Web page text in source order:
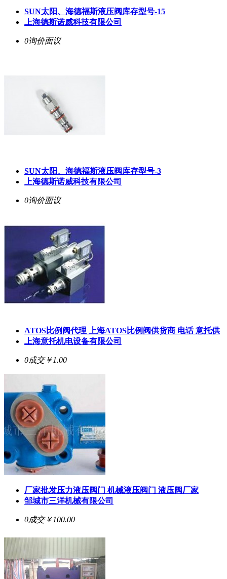
SUN太阳、海德福斯液压阀库存型号-15
上海德斯诺威科技有限公司
0询价面议
SUN太阳、海德福斯液压阀库存型号-3
上海德斯诺威科技有限公司
0询价面议
ATOS比例阀代理 上海ATOS比例阀供货商 电话 意托供
上海意托机电设备有限公司
0成交￥1.00
厂家批发压力液压阀门 机械液压阀门 液压阀厂家
邹城市三洋机械有限公司
0成交￥100.00